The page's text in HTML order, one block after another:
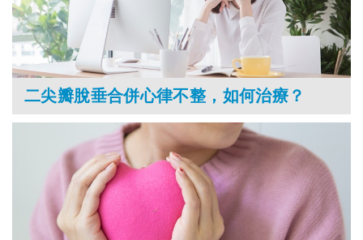
二尖瓣脫垂合併心律不整，如何治療？